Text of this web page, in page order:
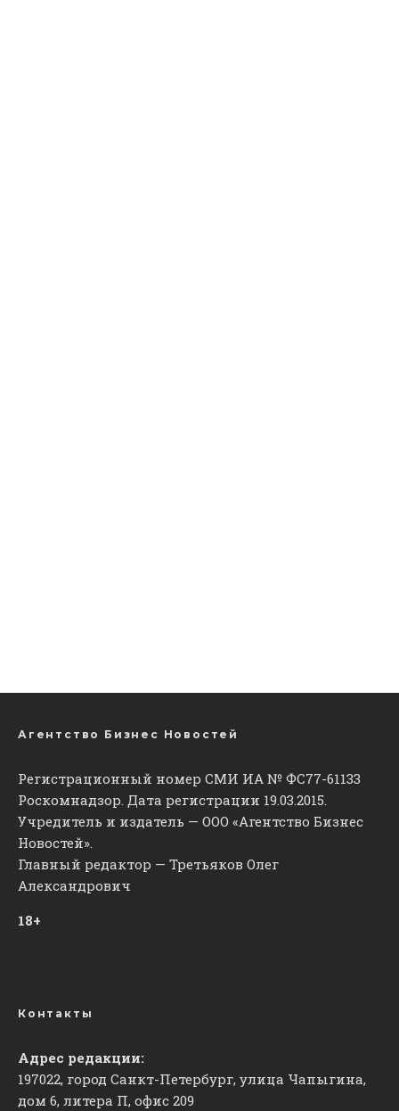
Агентство Бизнес Новостей
Регистрационный номер СМИ ИА № ФС77-61133
Роскомнадзор. Дата регистрации 19.03.2015.
Учредитель и издатель — ООО «Агентство Бизнес
Новостей».
Главный редактор — Третьяков Олег
Александрович
18+
Контакты
Адрес редакции:
197022, город Санкт-Петербург, улица Чапыгина,
дом 6, литера П, офис 209